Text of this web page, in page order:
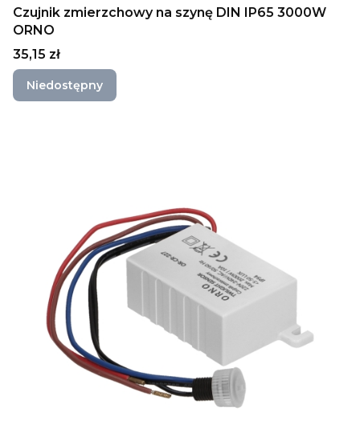
Czujnik zmierzchowy na szynę DIN IP65 3000W
ORNO
Cena
35,15 zł
Niedostępny